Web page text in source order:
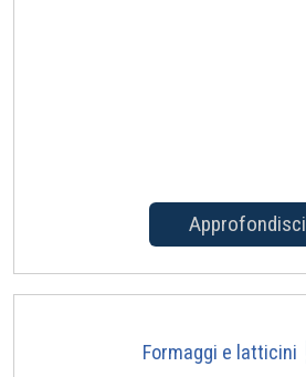
Approfondisci
Formaggi e latticini